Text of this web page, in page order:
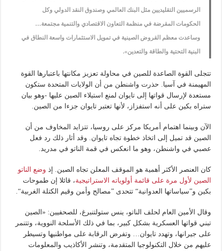
الرسميين التقليديين مثل البنك العالمي وصندوق النقد الدولي وكل
الحكومات المقرضة في منظمة التعاون الاقتصادي والتنمية مجتمعة…
وساعدت معظم القروض الصينية في تمويل الاستثمارات واسعة النطاق في
البنية التحتية والطاقة والتعدين».
تتجلى القوة الصاعدة للصين في محاولة تعزيز مكانتها باعتبارها القوة
المهيمنة في آسيا. حذرت واشنطن من أن الولايات المتحدة ستكون
مستعدة لإرسال قواتها إلى تايوان لمنع استيلاء الصين عليها -وهو بيان
ستراه بكين على أنه استفزاز، لأنها تعتبر تايوان جزءا من الصين.
الآن وبينما اهتمام أمريكا مركز على روسيا، تتزايد المخاوف من أن
الصين قد تميل إلى اتخاذ خطوة تجاه تايوان. وقد أثار ذلك رد فعل
عصبي في واشنطن، وهو ما انعكس في قمة الناتو في مدريد.
كان العنصر الأكثر أهمية هو الموقف المعلن تجاه الصين. إذ وضع الناتو
الصين لأول مرة على قائمة أولوياته الاستراتيجية، قائلا إن طموحات
بكين و”سياساتها العدوانية“ تتحدى ”مصالح وأمن وقيم الكتلة الغربية“.
وقال الأمين العام لحلف الناتو، ينس ستولتنبرغ، للصحفيين: «الصين
تبني قواتها العسكرية بشكل كبير، بما في ذلك الأسلحة النووية، وتتنمر
على جيرانها، وتهدد تايوان… وتفرض الرقابة على مواطنيها وتسيطر
عليهم من خلال التكنولوجيا المتقدمة، وتنشر الأكاذيب والمعلومات